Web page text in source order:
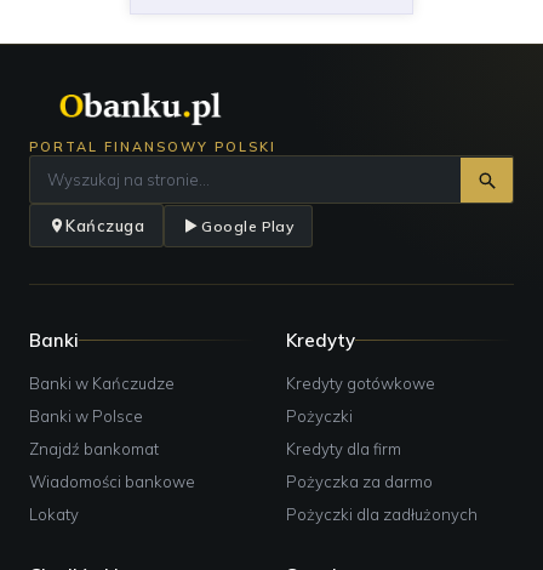
PORTAL FINANSOWY POLSKI
Kańczuga Google Play
Banki
Banki w Kańczudze
Banki w Polsce
Znajdź bankomat
Wiadomości bankowe
Lokaty
Kredyty
Kredyty gotówkowe
Pożyczki
Kredyty dla firm
Pożyczka za darmo
Pożyczki dla zadłużonych